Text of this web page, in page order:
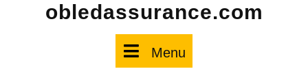
obledassurance.com
Menu